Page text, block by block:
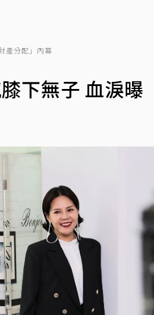
產分配」內幕
下無子 血淚曝